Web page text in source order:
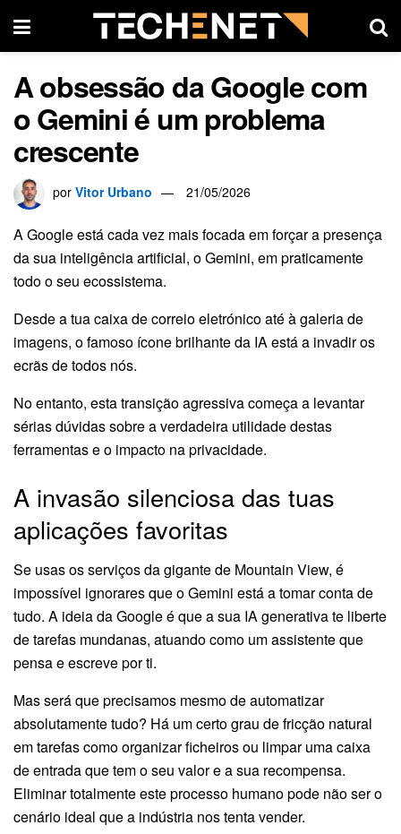
A obsessão da Google com
o Gemini é um problema
crescente
por Vitor Urbano 21/05/2026
A Google está cada vez mais focada em forçar a presença
da sua inteligência artificial, o Gemini, em praticamente
todo o seu ecossistema.
Desde a tua caixa de correio eletrónico até à galeria de
imagens, o famoso ícone brilhante da IA está a invadir os
ecrãs de todos nós.
No entanto, esta transição agressiva começa a levantar
sérias dúvidas sobre a verdadeira utilidade destas
ferramentas e o impacto na privacidade.
A invasão silenciosa das tuas
aplicações favoritas
Se usas os serviços da gigante de Mountain View, é
impossível ignorares que o Gemini está a tomar conta de
tudo. A ideia da Google é que a sua IA generativa te liberte
de tarefas mundanas, atuando como um assistente que
pensa e escreve por ti.
Mas será que precisamos mesmo de automatizar
absolutamente tudo? Há um certo grau de fricção natural
em tarefas como organizar ficheiros ou limpar uma caixa
de entrada que tem o seu valor e a sua recompensa.
Eliminar totalmente este processo humano pode não ser o
cenário ideal que a indústria nos tenta vender.